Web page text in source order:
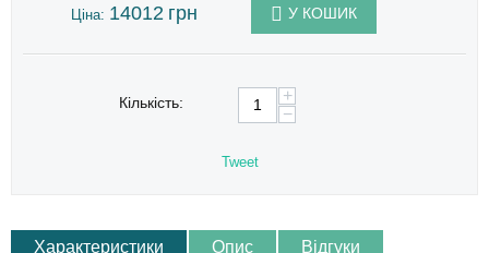
Ціна: 14012 грн У КОШИК
Кількість:
+
−
Tweet
Характеристики Опис Відгуки